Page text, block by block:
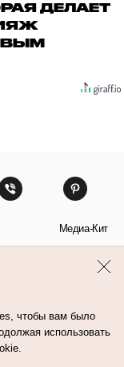
ДЕЛАЕТ
Медиа-Кит
чтобы вам было
использовать